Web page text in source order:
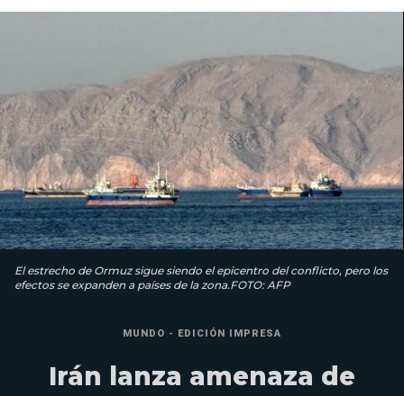
El estrecho de Ormuz sigue siendo el epicentro del conflicto, pero los
efectos se expanden a países de la zona.FOTO: AFP
MUNDO - EDICIÓN IMPRESA
Irán lanza amenaza de